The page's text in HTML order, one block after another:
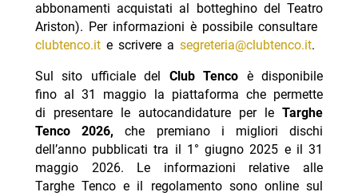
abbonamenti acquistati al botteghino del Teatro
Ariston). Per informazioni è possibile consultare
clubtenco.ite scrivere a segreteria@clubtenco.it.
Sul sito ufficiale del Club Tenco è disponibile
fino al 31 maggio la piattaforma che permette
di presentare le autocandidature per leTarghe
Tenco 2026, che premiano i migliori dischi
dell’anno pubblicati tra il 1° giugno 2025 e il 31
maggio 2026. Le informazioni relative alle
Targhe Tenco e il regolamento sono online sul